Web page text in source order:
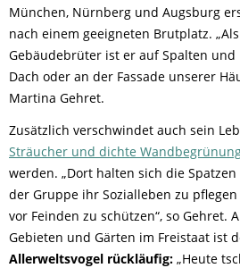
München, Nürnberg und Augsburg
nach einem geeigneten Brutplatz.
Gebäudebrüter ist er auf Spalten
Dach oder an der Fassade unserer
Martina Gehret.
Zusätzlich verschwindet auch sein
Sträucher und dichte
werden. „Dort halten sich die
der Gruppe ihr Sozialleben zu
vor Feinden zu schützen“, so Gehret.
Gebieten und Gärten im Freistaat ist
Allerweltsvogel rückläufig: „Heute